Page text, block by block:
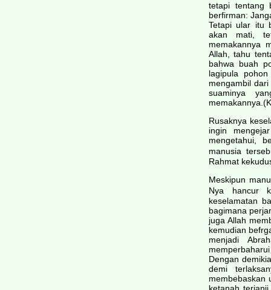
tetapi tentang
berfirman:
Tetapi ular itu
akan mati,
memakannya
Allah, tahu
bahwa buah
lagipula
mengambil
suaminya
Rusaknya
ingin
mengetahui,
manusia
Rahmat
Meskipun
Nya hancur
keselamatan
bagimana
juga Allah
kemudian
menjadi
Dengan
demi
membebaskan